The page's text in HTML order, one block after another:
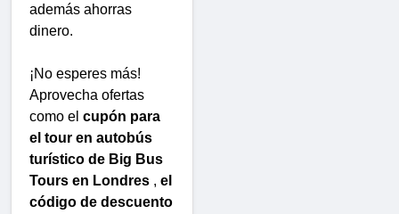
además ahorras
dinero.
¡No esperes más!
Aprovecha ofertas
como el cupón para
el tour en autobús
turístico de Big Bus
Tours en Londres , el
código de descuento